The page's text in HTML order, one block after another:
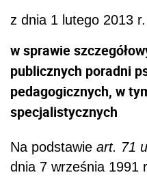
z dnia 1 lutego 2013 r.
w sprawie
publicznych poradni
pedagogicznych, w
specjalistycznych
Na podstawie art. 71
dnia 7 września 1991